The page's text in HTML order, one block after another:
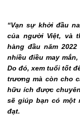
“Vạn sự khởi đầu
của người Việt, và
hàng đầu năm
nhiều điều may
Do đó, xem tuổi tốt
trương mà còn cho
hữu ích được
sẽ giúp bạn có một
đạt.